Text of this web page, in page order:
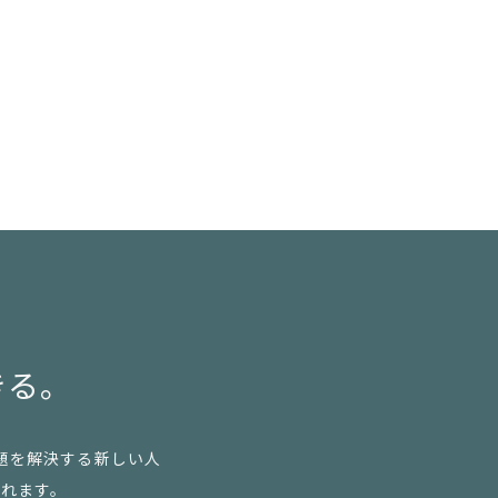
。
を解決する新しい人
ます。